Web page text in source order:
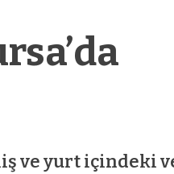
ve yurt içindeki